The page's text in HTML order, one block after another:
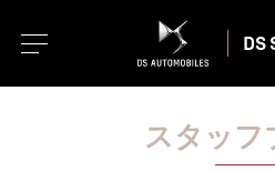
DS
スタッフ